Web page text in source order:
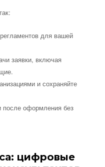
для вашей
заявки, включая
и сохраняйте
после оформления без
цифровые